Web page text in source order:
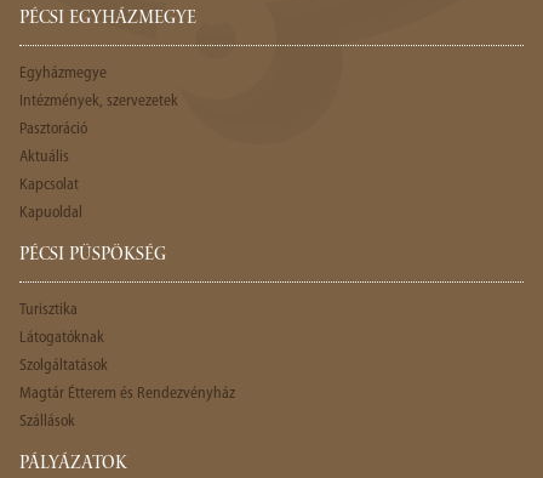
PÉCSI EGYHÁZMEGYE
Egyházmegye
Intézmények, szervezetek
Pasztoráció
Aktuális
Kapcsolat
Kapuoldal
PÉCSI PÜSPÖKSÉG
Turisztika
Látogatóknak
Szolgáltatások
Magtár Étterem és Rendezvényház
Szállások
PÁLYÁZATOK